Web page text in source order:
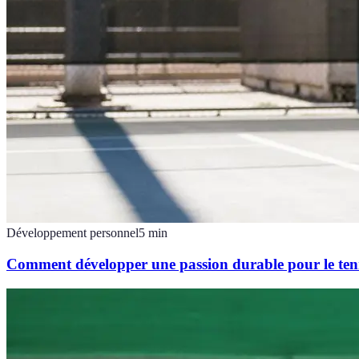
Développement personnel5 min
Comment développer une passion durable pour le